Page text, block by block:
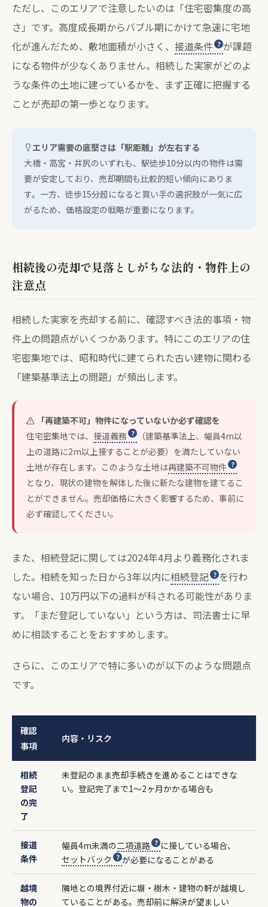
ただし、このエリアで注意したいのは「住宅密集度の高
さ」です。高度成長期からバブル期にかけて急速に宅地
化が進んだため、敷地面積が小さく、 接道条件
が課題
になる物件が少なくありません。相続した実家がどのよ
うな条件の土地に建っているかを、まず正確に把握する
ことが売却の第一歩となります。
エリア需要の底堅さは「駅距離」が左右する
大橋・高宮・井尻のいずれも、駅徒歩10分以内の物件は需
要が安定しており、売却期間も比較的短い傾向にありま
す。一方、徒歩15分超になると買い手の選択肢が一気に広
がるため、価格設定の戦略が重要になります。
相続後の売却で見落としがちな法的・物件上の
注意点
相続した実家を売却する前に、確認すべき法的事項・物
件上の問題点がいくつかあります。特にこのエリアの住
宅密集地では、昭和時代に建てられた古い建物に関わる
「建築基準法上の問題」が頻出します。
「再建築不可」物件になっていないか必ず確認を
住宅密集地では、 接道義務
（建築基準法上、幅員4m以
上の道路に2m以上接することが必要）を満たしていない
土地が存在します。このような土地は再建築不可物件
となり、現状の建物を解体した後に新たな建物を建てるこ
とができません。売却価格に大きく影響するため、事前に
必ず確認してください。
また、相続登記に関しては2024年4月より義務化されま
した。相続を知った日から3年以内に相続登記
を行わ
ない場合、10万円以下の過料が科される可能性がありま
す。「まだ登記していない」という方は、司法書士に早
めに相談することをおすすめします。
さらに、このエリアで特に多いのが以下のような問題点
です。
確認
事項
内容・リスク
相続
登記
の完
了
未登記のまま売却手続きを進めることはできな
い。登記完了まで1〜2ヶ月かかる場合も
接道
条件
幅員4m未満の二項道路
に接している場合、
セットバック
が必要になることがある
越境
物の
隣地との境界付近に塀・樹木・建物の軒が越境し
ていることがある。売却前に解決が望ましい